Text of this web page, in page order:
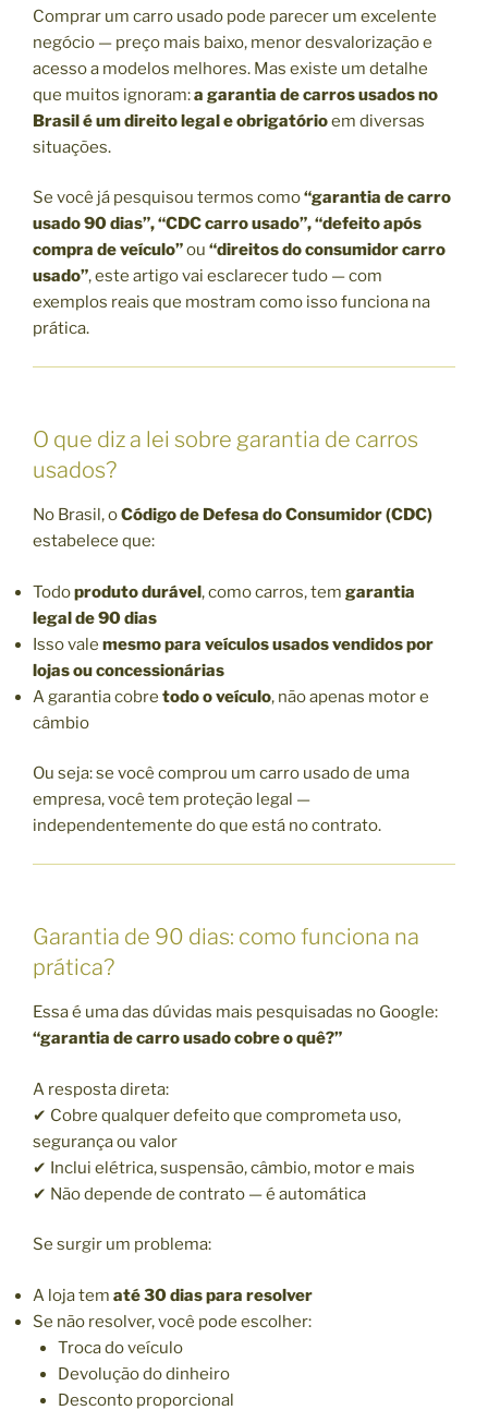
Comprar um carro usado pode parecer um excelente
negócio — preço mais baixo, menor desvalorização e
acesso a modelos melhores. Mas existe um detalhe
que muitos ignoram:a garantia de carros usados no
Brasil é um direito legal e obrigatórioem diversas
situações.
Se você já pesquisou termos como“garantia de carro
usado 90 dias”, “CDC carro usado”, “defeito após
compra de veículo”ou “direitos do consumidor carro
usado”, este artigo vai esclarecer tudo — com
exemplos reais que mostram como isso funciona na
prática.
O que diz a lei sobre garantia de carros
usados?
No Brasil, oCódigo de Defesa do Consumidor (CDC)
estabelece que:
Todoproduto durável, como carros, tem garantia
legal de 90 dias
Isso vale mesmo para veículos usados vendidos por
lojas ou concessionárias
A garantia cobre todo o veículo, não apenas motor e
câmbio
Ou seja: se você comprou um carro usado de uma
empresa, você tem proteção legal —
independentemente do que está no contrato.
Garantia de 90 dias: como funciona na
prática?
Essa é uma das dúvidas mais pesquisadas no Google:
“garantia de carro usado cobre o quê?”
A resposta direta:
✔ Cobre qualquer defeito que comprometa uso,
segurança ou valor
✔ Inclui elétrica, suspensão, câmbio, motor e mais
✔ Não depende de contrato — é automática
Se surgir um problema:
A loja tem até 30 dias para resolver
Se não resolver, você pode escolher:
Troca do veículo
Devolução do dinheiro
Desconto proporcional